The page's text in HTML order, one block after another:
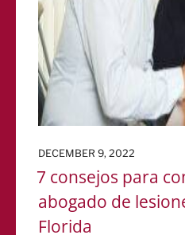
POSTED
DECEMBER 9, 2022
7 consejos para
abogado de
Florida